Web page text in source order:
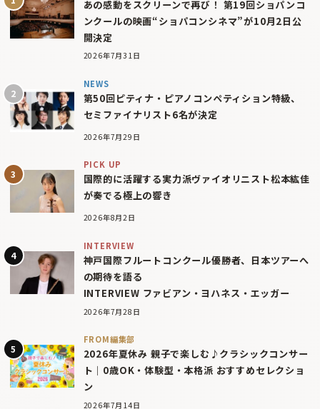
あの感動をスクリーンで再び！ 第19回ショパンコ
ンクールの映画“ショパコンシネマ”が10月2日公
開決定
2026年7月31日
NEWS
第50回ピティナ・ピアノコンペティション特級、
セミファイナリスト6名が決定
2026年7月29日
PICK UP
国際的に活躍する実力派ヴァイオリニスト松本紘佳
が奏でる極上の響き
2026年8月2日
INTERVIEW
神戸国際フルートコンクール優勝者、日本ツアーへ
の期待を語る
INTERVIEW ファビアン・ヨハネス・エッガー
2026年7月28日
FROM編集部
2026年夏休み 親子で楽しむ♪クラシックコンサー
ト｜0歳OK・体験型・本格派 おすすめセレクショ
ン
2026年7月14日